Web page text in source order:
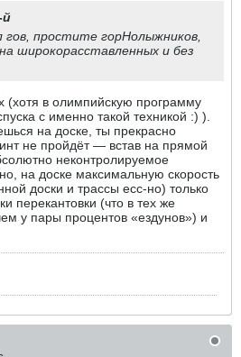
й
простите горНолыжников,
широкорасставленных и без
(хотя в олимпийскую программу
с именно такой техникой :) ).
на доске, ты прекрасно
не пройдёт — встав на прямой
неконтролируемое
на доске максимальную скорость
доски и трассы есс-но) только
перекантовки (что в тех же
у пары процентов «ездунов») и